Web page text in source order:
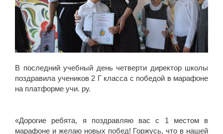
В последний учебный день четверти директор школы
поздравила учеников 2 Г класса с победой в марафоне
на платформе учи. ру.
«Дорогие ребята, я поздравляю вас с 1 местом в
марафоне и желаю новых побед! Горжусь, что в нашей